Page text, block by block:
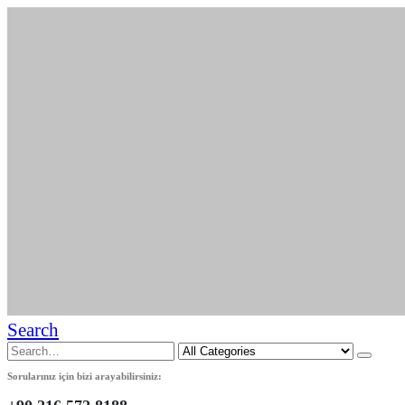
Search
Sorularınız için bizi arayabilirsiniz: